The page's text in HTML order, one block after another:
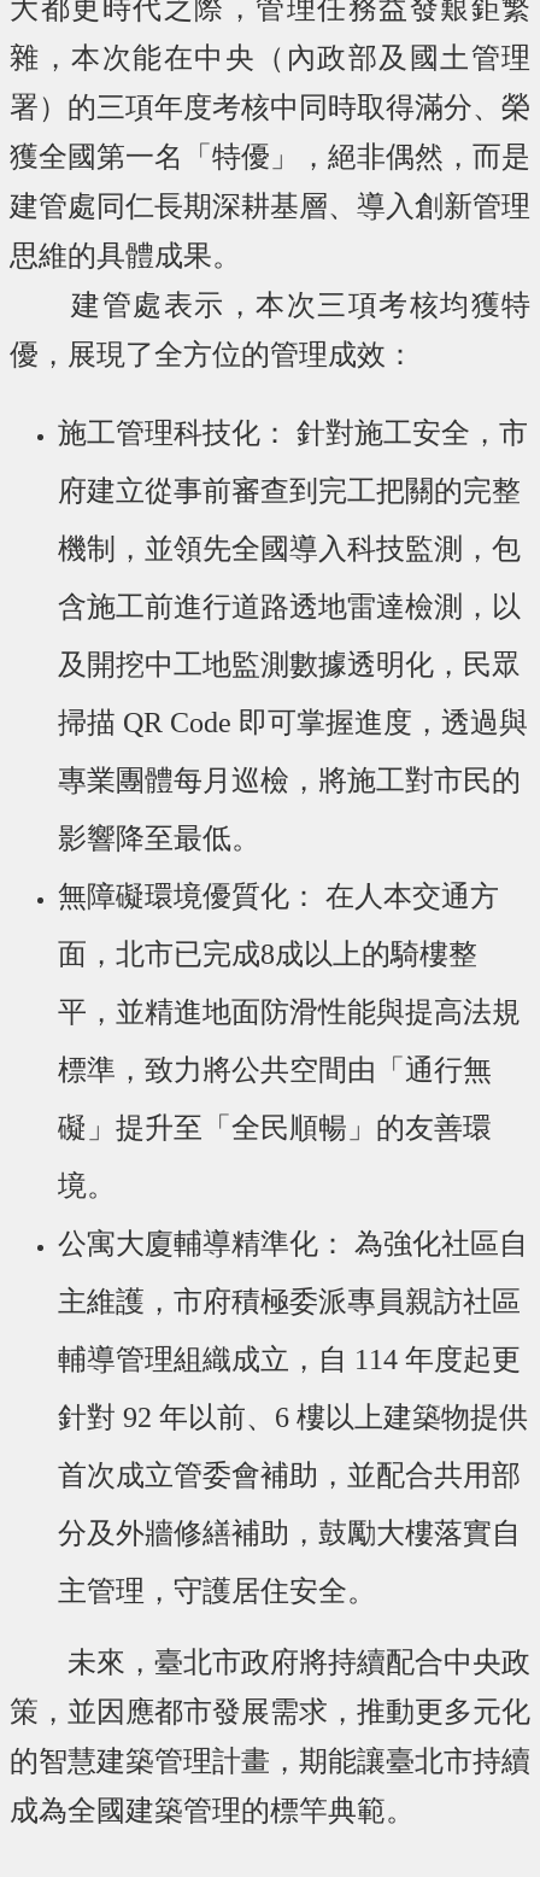
大都更時代之際，管理任務益發艱鉅繁
雜，本次能在中央（內政部及國土管理
署）的三項年度考核中同時取得滿分、榮
獲全國第一名「特優」，絕非偶然，而是
建管處同仁長期深耕基層、導入創新管理
思維的具體成果。
建管處表示，本次三項考核均獲特
優，展現了全方位的管理成效：
施工管理科技化： 針對施工安全，市
府建立從事前審查到完工把關的完整
機制，並領先全國導入科技監測，包
含施工前進行道路透地雷達檢測，以
及開挖中工地監測數據透明化，民眾
掃描 QR Code 即可掌握進度，透過與
專業團體每月巡檢，將施工對市民的
影響降至最低。
無障礙環境優質化： 在人本交通方
面，北市已完成8成以上的騎樓整
平，並精進地面防滑性能與提高法規
標準，致力將公共空間由「通行無
礙」提升至「全民順暢」的友善環
境。
公寓大廈輔導精準化： 為強化社區自
主維護，市府積極委派專員親訪社區
輔導管理組織成立，自 114 年度起更
針對 92 年以前、6 樓以上建築物提供
首次成立管委會補助，並配合共用部
分及外牆修繕補助，鼓勵大樓落實自
主管理，守護居住安全。
未來，臺北市政府將持續配合中央政
策，並因應都市發展需求，推動更多元化
的智慧建築管理計畫，期能讓臺北市持續
成為全國建築管理的標竿典範。